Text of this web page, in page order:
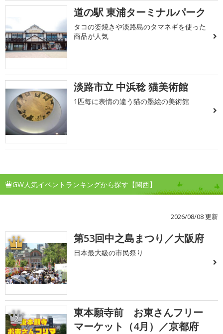
道の駅 東浦ターミナルパーク
タコの姿焼きや淡路島のタマネギを使った
商品が人気
淡路市立 中浜稔 猫美術館
1匹毎に表情の違う猫の墨絵の美術館
GW人気イベントランキングから探す【関西】
2026/08/08 更新
1 第53回中之島まつり／大阪府
日本最大級の市民祭り
2
東本願寺前 お東さんフリー
マーケット（4月）／京都府